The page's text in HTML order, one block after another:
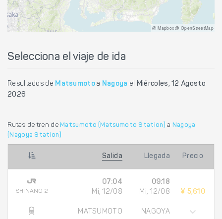
@ Mapbox @ OpenStreetMap
Selecciona el viaje de ida
Resultados de Matsumotoa Nagoya el
Miércoles, 12 Agosto
2026
Rutas de tren de Matsumoto (Matsumoto Station) a Nagoya
(Nagoya Station)
Salida Llegada Precio
SHINANO 2
07:04
Mi, 12/08
MATSUMOTO
09:18
Mi, 12/08
NAGOYA
¥ 5,610